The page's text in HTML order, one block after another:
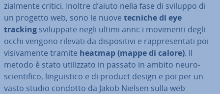
zial­men­te critici. Inoltre d’aiuto nella fase di sviluppo di
un progetto web, sono le nuove tecniche di eye
tracking svi­lup­pa­te negli ultimi anni: i movimenti degli
occhi vengono rilevati da di­spo­si­ti­vi e rap­pre­sen­ta­ti poi
vi­si­va­men­te tramite heatmap (mappe di calore). Il
metodo è stato uti­liz­za­to in passato in ambito neuro-
scien­ti­fi­co, lin­gui­sti­co e di product design e poi per un
vasto studio condotto da Jakob Nielsen sulla web